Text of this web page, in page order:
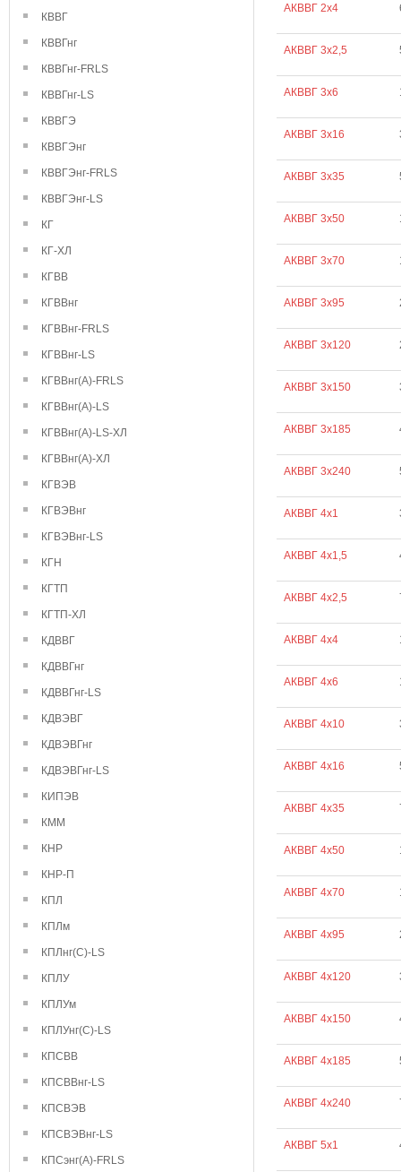
КВВГ
КВВГнг
КВВГнг-FRLS
КВВГнг-LS
КВВГЭ
КВВГЭнг
КВВГЭнг-FRLS
КВВГЭнг-LS
КГ
КГ-ХЛ
КГВВ
КГВВнг
КГВВнг-FRLS
КГВВнг-LS
КГВВнг(А)-FRLS
КГВВнг(А)-LS
КГВВнг(А)-LS-ХЛ
КГВВнг(А)-ХЛ
КГВЭВ
КГВЭВнг
КГВЭВнг-LS
КГН
КГТП
КГТП-ХЛ
КДВВГ
КДВВГнг
КДВВГнг-LS
КДВЭВГ
КДВЭВГнг
КДВЭВГнг-LS
КИПЭВ
КММ
КНР
КНР-П
КПЛ
КПЛм
КПЛнг(С)-LS
КПЛУ
КПЛУм
КПЛУнг(С)-LS
КПСВВ
КПСВВнг-LS
КПСВЭВ
КПСВЭВнг-LS
КПСэнг(А)-FRLS
АКВВГ 2х4
АКВВГ 3х2,5
АКВВГ 3х6
АКВВГ 3х16
АКВВГ 3х35
АКВВГ 3х50
АКВВГ 3х70
АКВВГ 3х95
АКВВГ 3х120
АКВВГ 3х150
АКВВГ 3х185
АКВВГ 3х240
АКВВГ 4х1
АКВВГ 4х1,5
АКВВГ 4х2,5
АКВВГ 4х4
АКВВГ 4х6
АКВВГ 4х10
АКВВГ 4х16
АКВВГ 4х35
АКВВГ 4х50
АКВВГ 4х70
АКВВГ 4х95
АКВВГ 4х120
АКВВГ 4х150
АКВВГ 4х185
АКВВГ 4х240
АКВВГ 5х1